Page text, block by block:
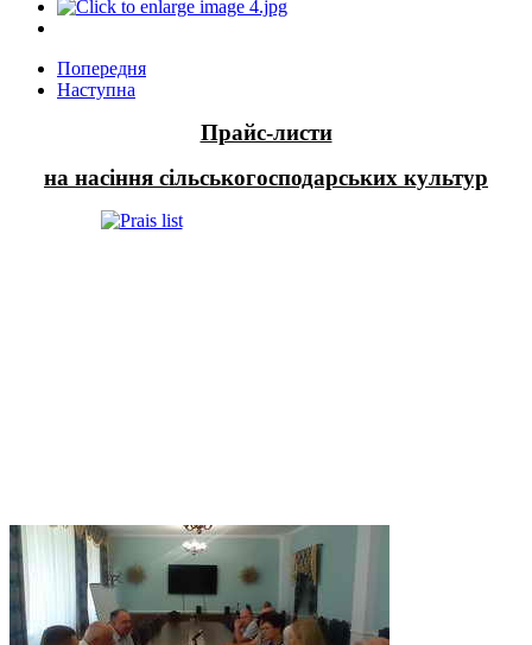
Попередня
Наступна
Прайс-листи
на насіння сільськогосподарських культур